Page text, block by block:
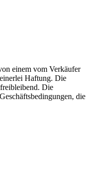
einem vom Verkäufer
Haftung. Die
Die
die